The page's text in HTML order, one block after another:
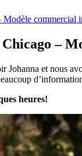
commercial
Chicago –
Johanna et nous
heures!